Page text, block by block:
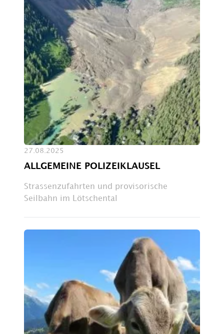
27.08.2025
ALLGEMEINE POLIZEIKLAUSEL
Strassenzufahrten und provisorische
Seilbahn im Lötschental